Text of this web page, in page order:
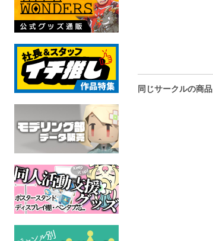
同じサークルの商品